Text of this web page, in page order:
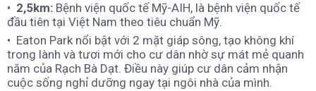
2,5km: Bệnh viện quốc tế Mỹ-AIH, là bệnh viện quốc tế
đầu tiên tại Việt Nam theo tiêu chuẩn Mỹ.
Eaton Park nổi bật với 2 mặt giáp sông, tạo không khí
trong lành và tươi mới cho cư dân nhờ sự mát mẻ quanh
năm của Rạch Bà Dạt. Điều này giúp cư dân cảm nhận
cuộc sống nghỉ dưỡng ngay tại ngôi nhà của mình.